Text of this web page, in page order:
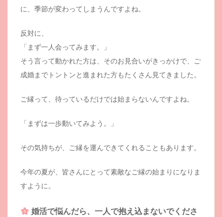
に、季節が変わってしまうんですよね。
反対に、
「まず一人会ってみます。」
そう言って動かれた方は、そのお見合いがきっかけで、ご
成婚までトントンと進まれた方もたくさん見てきました。
ご縁って、待っているだけでは始まらないんですよね。
「まずは一歩動いてみよう。」
その気持ちが、ご縁を運んできてくれることもあります。
今年の夏が、皆さんにとって素敵なご縁の始まりになりま
すように。
婚活で悩んだら、一人で抱え込まないでくださ